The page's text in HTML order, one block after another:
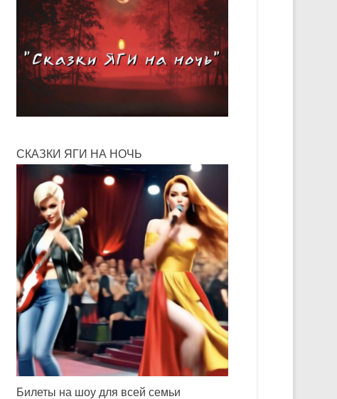
СКАЗКИ ЯГИ НА НОЧЬ
Билеты на шоу для всей семьи